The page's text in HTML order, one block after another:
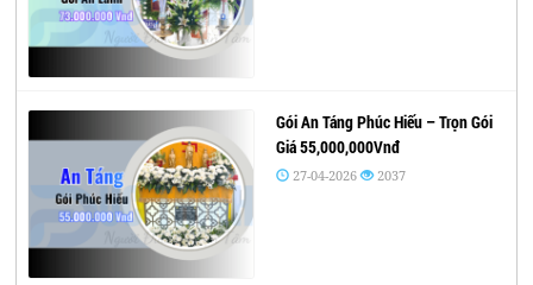
Gói An Táng Phúc Hiếu – Trọn Gói
Giá 55,000,000Vnđ
27-04-2026 2037